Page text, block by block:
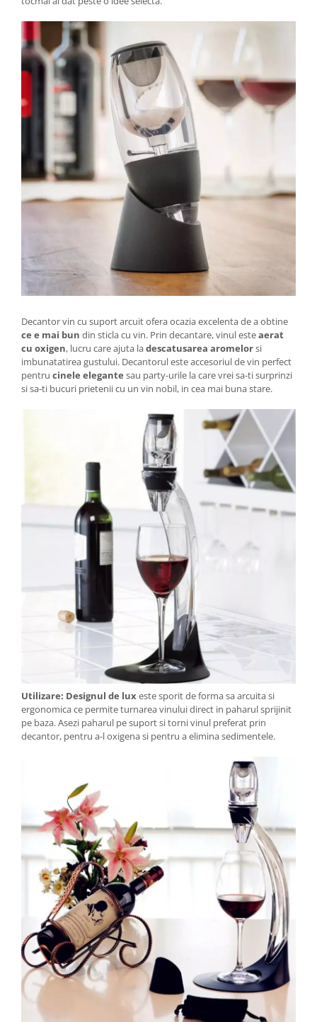
Decantor vin cu suport arcuit ofera ocazia excelenta de a obtine
ce e mai bun din sticla cu vin. Prin decantare, vinul esteaerat
cu oxigen, lucru care ajuta ladescatusarea aromelorsi
imbunatatirea gustului. Decantorul este accesoriul de vin perfect
pentru cinele elegante sau party-urile la care vrei sa-ti surprinzi
si sa-ti bucuri prietenii cu un vin nobil, in cea mai buna stare.
Utilizare: Designul de luxeste sporit de forma sa arcuita si
ergonomica ce permite turnarea vinului direct in paharul sprijinit
pe baza. Asezi paharul pe suport si torni vinul preferat prin
decantor, pentru a-l oxigena si pentru a elimina sedimentele.